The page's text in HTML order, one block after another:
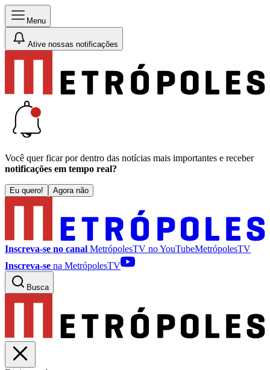
Menu
Ative nossas notificações
Você quer ficar por dentro das notícias mais importantes e receber
notificações em tempo real?
Eu quero! Agora não
Inscreva-se no canal MetrópolesTV noYouTubeMetrópolesTV
Inscreva-se na MetrópolesTV
Busca